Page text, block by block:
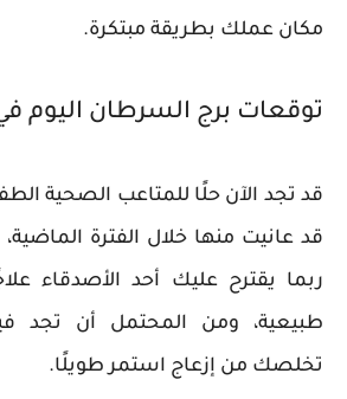
مكان عملك بطريقة مبتكرة.
توقعات برج السرطان اليوم
قد تجد الآن حلًا للمتاعب الصحية
قد عانيت منها خلال الفترة
ربما يقترح عليك أحد الأصدقاء
طبيعية، ومن المحتمل أن تجد
تخلصك من إزعاج استمر طويلًا.